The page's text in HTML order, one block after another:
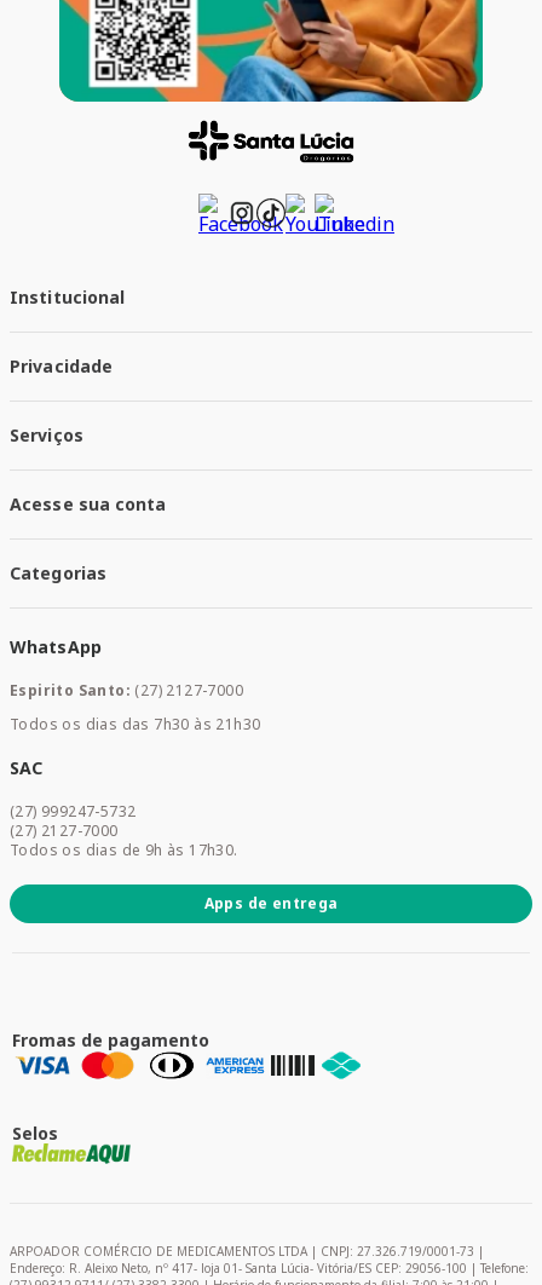
Institucional
Trabalhe conosco
Responsabilidade Social
Nossas Lojas
Privacidade
Política de Entrega
Trocas e Devoluções
Serviços
Santa Mais Exames
Santa Mais Serviços
Santa Mais Convenios
Acesse sua conta
Meus Pedidos
Categorias
Saúde e Bem-estar
Mamães e Bebê
Dermocosméticos
Promoções
WhatsApp
Espirito Santo: (27) 2127-7000
Todos os dias das 7h30 às 21h30
SAC
(27) 999247-5732
(27) 2127-7000
Todos os dias de 9h às 17h30.
Apps de entrega
Fromas de pagamento
Selos
ARPOADOR COMÉRCIO DE MEDICAMENTOS LTDA | CNPJ: 27.326.719/0001-73 |
Endereço: R. Aleixo Neto, nº 417- loja 01- Santa Lúcia- Vitória/ES CEP: 29056-100 | Telefone: